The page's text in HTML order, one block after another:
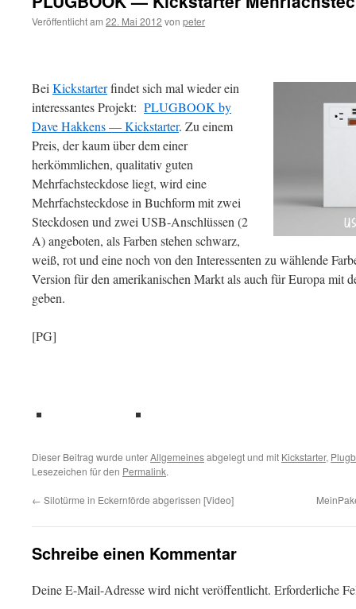
Veröffentlicht am 22. Mai 2012 von peter
Bei Kickstarterfindet sich mal wieder ein
interessantes Projekt: PLUGBOOK by
Dave Hakkens — Kickstarter. Zu einem
Preis, der kaum über dem einer
herkömmlichen, qualitativ guten
Mehrfachsteckdose liegt, wird eine
Mehrfachsteckdose in Buchform mit zwei
Steckdosen und zwei USB-Anschlüssen (2
A) angeboten, als Farben stehen schwarz,
weiß, rot und eine noch von den Interessenten zu wählende
Version für den amerikanischen Markt als auch für Europa mit
geben.
[PG]
Dieser Beitrag wurde unterAllgemeinesabgelegt und mit Kickstarter,
Lesezeichen für den Permalink.
← Silotürme in Eckernförde abgerissen [Video]
Schreibe einen Kommentar
Deine E-Mail-Adresse wird nicht veröffentlicht. Erforderliche